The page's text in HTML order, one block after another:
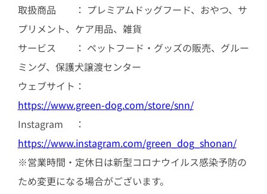
取扱商品 ： プレミアムドッグフード、おやつ、サ
プリメント、ケア用品、雑貨
サービス ： ペットフード・グッズの販売、グルー
ミング、保護犬譲渡センター
ウェブサイト：
https://www.green-dog.com/store/snn/
Instagram ：
https://www.instagram.com/green_dog_shonan/
※営業時間・定休日は新型コロナウイルス感染予防の
ため変更になる場合がございます。